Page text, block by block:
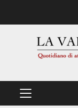
PRIMÄRES